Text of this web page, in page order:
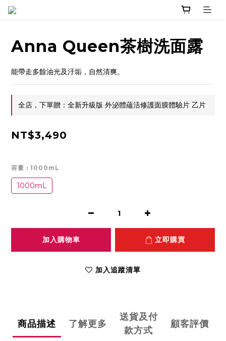
Anna Queen茶樹洗面露
能帶走多餘油光及汙垢，自然清爽。
全店，下單贈：全新升級版 外泌體蘊活修護面膜體驗片 乙片
NT$3,490
容量 : 1000mL
1000mL
加入購物車 立即購買
加入追蹤清單
商品描述 了解更多
送貨及付
款方式
顧客評價